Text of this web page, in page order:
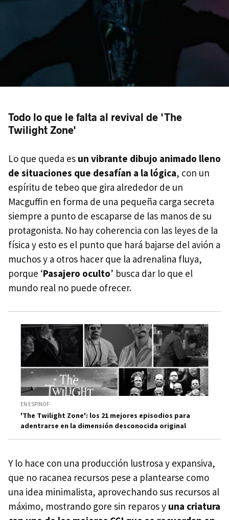
Todo lo que le falta al revival de 'The
Twilight Zone'
Lo que queda es un vibrante dibujo animado lleno
de situaciones que desafían a la lógica, con un
espíritu de tebeo que gira alrededor de un
Macguffin en forma de una pequeña carga secreta
siempre a punto de escaparse de las manos de su
protagonista. No hay coherencia con las leyes de la
física y esto es el punto que hará bajarse del avión a
muchos y a otros hacer que la adrenalina fluya,
porque ‘Pasajero oculto’ busca dar lo que el
mundo real no puede ofrecer.
EN ESPINOF
'The Twilight Zone': los 21 mejores episodios para
adentrarse en la dimensión desconocida original
Y lo hace con una producción lustrosa y expansiva,
que no racanea recursos pese a plantearse como
una idea minimalista, aprovechando sus recursos al
máximo, mostrando gore sin reparos y una criatura